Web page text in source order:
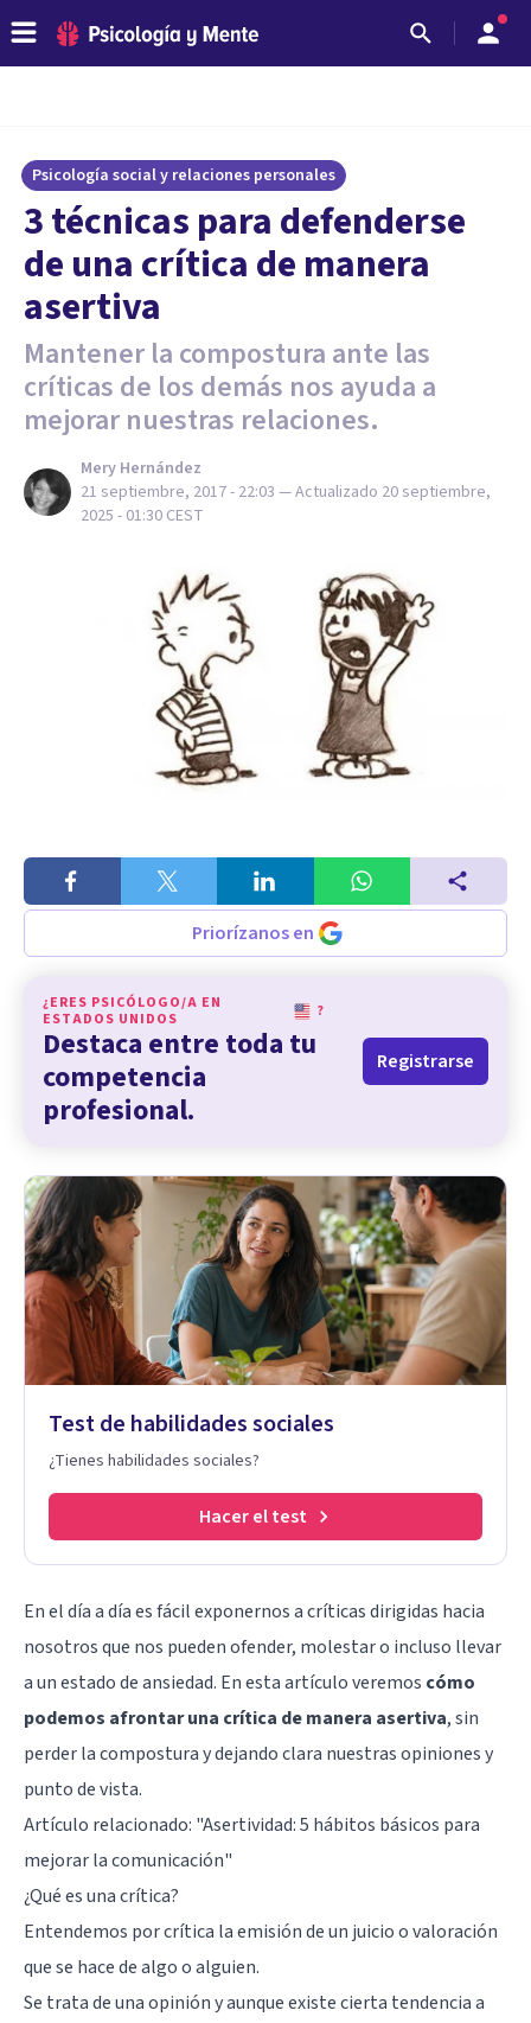
Psicología social y relaciones personales
3 técnicas para defenderse
de una crítica de manera
asertiva
Mantener la compostura ante las
críticas de los demás nos ayuda a
mejorar nuestras relaciones.
Mery Hernández
21 septiembre, 2017 - 22:03 — Actualizado 20 septiembre,
2025 - 01:30 CEST
Priorízanos en
¿ERES PSICÓLOGO/A EN
ESTADOS UNIDOS
?
Destaca entre toda tu
competencia
profesional.
Registrarse
Test de habilidades sociales
¿Tienes habilidades sociales?
Hacer el test
En el día a día es fácil exponernos a críticas dirigidas hacia
nosotros que nos pueden ofender, molestar o incluso llevar
a un estado de ansiedad. En esta artículo veremos cómo
podemos afrontar una crítica de manera asertiva, sin
perder la compostura y dejando clara nuestras opiniones y
punto de vista.
Artículo relacionado: "Asertividad: 5 hábitos básicos para
mejorar la comunicación"
¿Qué es una crítica?
Entendemos por crítica la emisión de un juicio o valoración
que se hace de algo o alguien.
Se trata de una opinión y aunque existe cierta tendencia a